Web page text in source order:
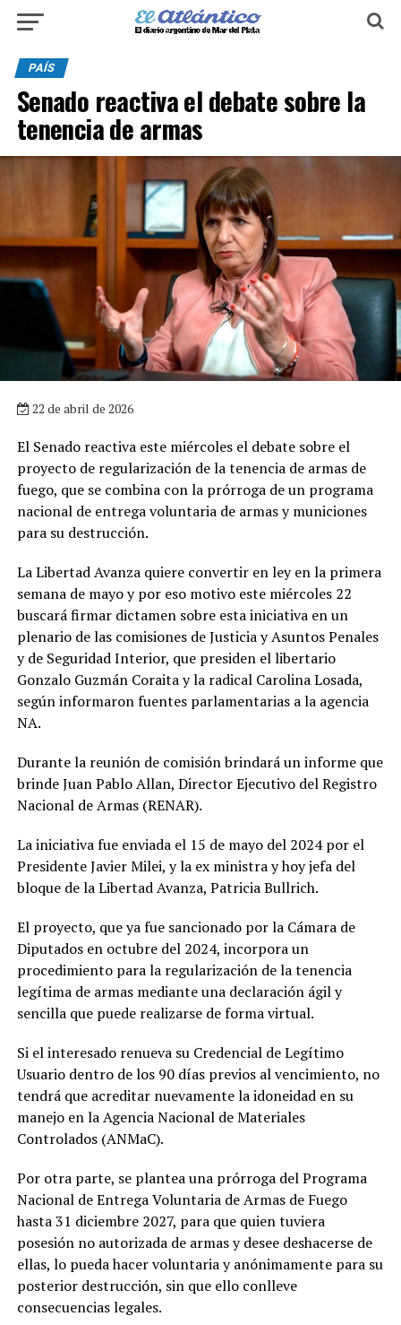
PAÍS
Senado reactiva el debate sobre la
tenencia de armas
22 de abril de 2026
El Senado reactiva este miércoles el debate sobre el
proyecto de regularización de la tenencia de armas de
fuego, que se combina con la prórroga de un programa
nacional de entrega voluntaria de armas y municiones
para su destrucción.
La Libertad Avanza quiere convertir en ley en la primera
semana de mayo y por eso motivo este miércoles 22
buscará firmar dictamen sobre esta iniciativa en un
plenario de las comisiones de Justicia y Asuntos Penales
y de Seguridad Interior, que presiden el libertario
Gonzalo Guzmán Coraita y la radical Carolina Losada,
según informaron fuentes parlamentarias a la agencia
NA.
Durante la reunión de comisión brindará un informe que
brinde Juan Pablo Allan, Director Ejecutivo del Registro
Nacional de Armas (RENAR).
La iniciativa fue enviada el 15 de mayo del 2024 por el
Presidente Javier Milei, y la ex ministra y hoy jefa del
bloque de la Libertad Avanza, Patricia Bullrich.
El proyecto, que ya fue sancionado por la Cámara de
Diputados en octubre del 2024, incorpora un
procedimiento para la regularización de la tenencia
legítima de armas mediante una declaración ágil y
sencilla que puede realizarse de forma virtual.
Si el interesado renueva su Credencial de Legítimo
Usuario dentro de los 90 días previos al vencimiento, no
tendrá que acreditar nuevamente la idoneidad en su
manejo en la Agencia Nacional de Materiales
Controlados (ANMaC).
Por otra parte, se plantea una prórroga del Programa
Nacional de Entrega Voluntaria de Armas de Fuego
hasta 31 diciembre 2027, para que quien tuviera
posesión no autorizada de armas y desee deshacerse de
ellas, lo pueda hacer voluntaria y anónimamente para su
posterior destrucción, sin que ello conlleve
consecuencias legales.